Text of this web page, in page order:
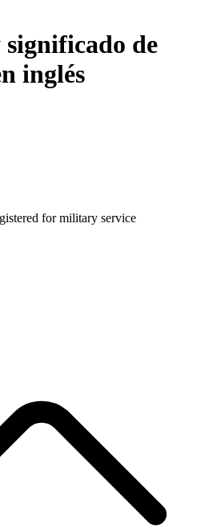
de
inglés
for military service